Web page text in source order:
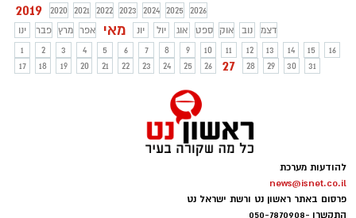
2019 2020 2021 2022 2023 2024 2025
2026
ינו
פבר מרץ אפר מאי יונ יול אוג ספט אוק נוב
דצמ
1
2 3 4 5 6 7 8 9 10 11 12 13 14 15
16
17
18 19 20 21 22 23 24 25 26 27 28 29 30 31
להודעות מערכת
news@isnet.co.il
פרסום באתר ראשון נט ורשת ישראל נט
התקשרו -050-7870908